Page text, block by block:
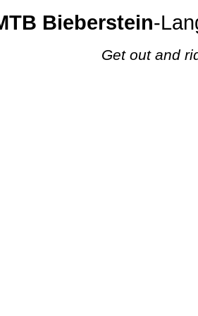
Bieberstein-
Get out and